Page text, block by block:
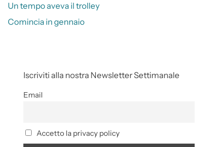
Un tempo aveva il trolley
Comincia in gennaio
Iscriviti alla nostra Newsletter Settimanale
Email
Accetto la privacy policy